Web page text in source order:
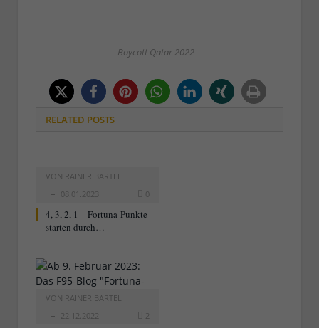
Boycott Qatar 2022
RELATED POSTS
VON RAINER BARTEL
08.01.2023
0
4, 3, 2, 1 – Fortuna-Punkte
starten durch…
VON RAINER BARTEL
22.12.2022
2